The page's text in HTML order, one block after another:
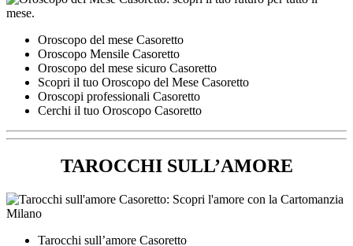
Oroscopo del mese Casoretto
Oroscopo Mensile Casoretto
Oroscopo del mese sicuro Casoretto
Scopri il tuo Oroscopo del Mese Casoretto
Oroscopi professionali Casoretto
Cerchi il tuo Oroscopo Casoretto
TAROCCHI SULL’AMORE
Tarocchi sull’amore Casoretto